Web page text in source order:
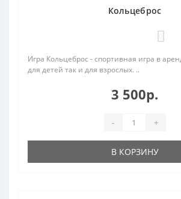
Кольцеброс
Игра Кольцеброс - спортивная игра в
для детей так и для взрослых. ..
3 500р.
- +
В КОРЗИНУ